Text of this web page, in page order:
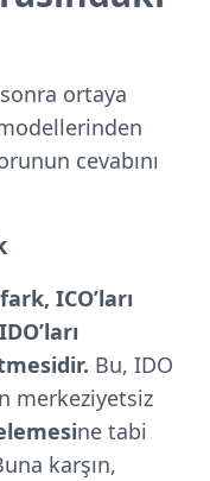
ortaya
cevabını
ICO’ları
Bu, IDO
merkeziyetsiz
ne tabi
karşın,